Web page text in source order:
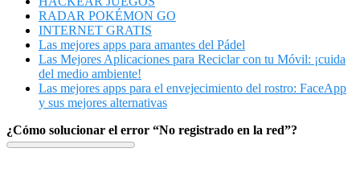
RADAR POKÉMON GO
INTERNET GRATIS
Las mejores apps para amantes del Pádel
Las Mejores Aplicaciones para Reciclar con tu Móvil: ¡cuida
del medio ambiente!
Las mejores apps para el envejecimiento del rostro: FaceApp
y sus mejores alternativas
¿Cómo solucionar el error “No registrado en la red”?